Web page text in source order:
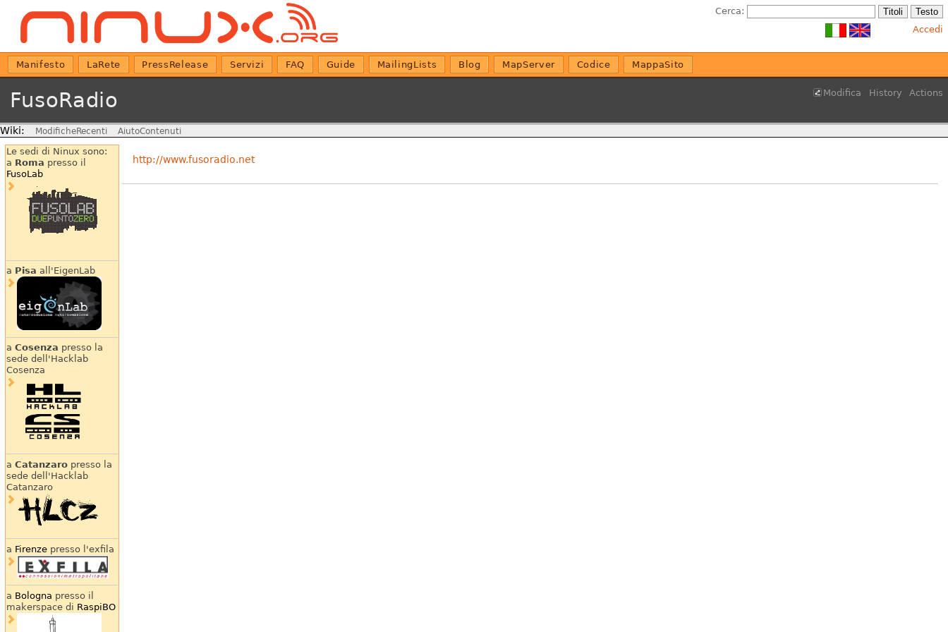
Cerca:
Accedi
Manifesto LaRete PressRelease Servizi FAQ Guide MailingLists Blog MapServer Codice MappaSito
Modifica History Actions
FusoRadio
Wiki: ModificheRecenti AiutoContenuti
Le sedi di Ninux sono:
a Roma presso il
FusoLab
a Pisa all'EigenLab
a Cosenza presso la
sede dell'Hacklab
Cosenza
a Catanzaropresso la
sede dell'Hacklab
Catanzaro
a Firenzepresso l'exfila
a Bologna presso il
makerspace di RaspiBO
http://www.fusoradio.net